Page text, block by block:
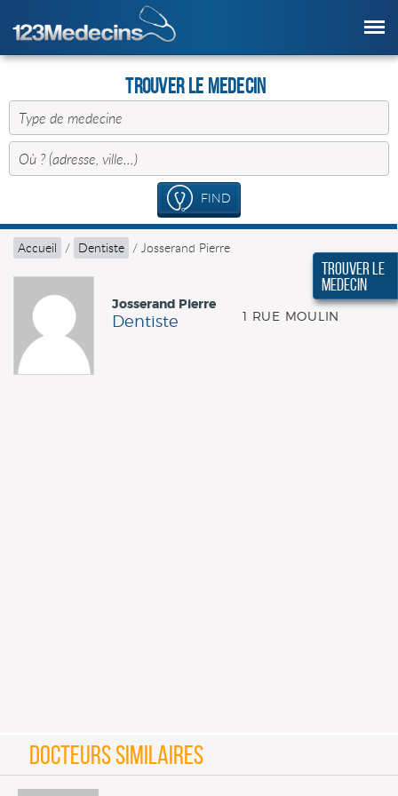
Trouver le Medecin
FIND
Accueil / Dentiste / Josserand Pierre
Josserand Pierre
Dentiste 1 RUE MOULIN
DOCTEURS SIMILAIRES
Trouver le
Medecin